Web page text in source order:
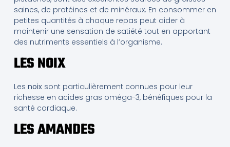
saines, de protéines et de minéraux. En consommer en
petites quantités à chaque repas peut aider à
maintenir une sensation de satiété tout en apportant
des nutriments essentiels à l’organisme.
LES NOIX
Les noixsont particulièrement connues pour leur
richesse en acides gras oméga-3, bénéfiques pour la
santé cardiaque.
LES AMANDES